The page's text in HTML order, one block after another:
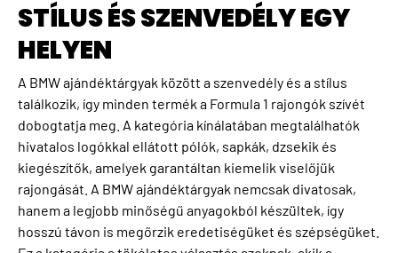
STÍLUS ÉS SZENVEDÉLY EGY
HELYEN
A BMW ajándéktárgyak között a szenvedély és a stílus
találkozik, így minden termék a Formula 1 rajongók szívét
dobogtatja meg. A kategória kínálatában megtalálhatók
hivatalos logókkal ellátott pólók, sapkák, dzsekik és
kiegészítők, amelyek garantáltan kiemelik viselőjük
rajongását. A BMW ajándéktárgyak nemcsak divatosak,
hanem a legjobb minőségű anyagokból készültek, így
hosszú távon is megőrzik eredetiségüket és szépségüket.